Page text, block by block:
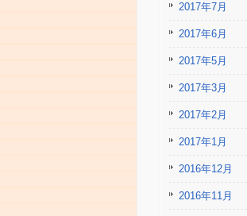
2017年7月
2017年6月
2017年5月
2017年3月
2017年2月
2017年1月
2016年12月
2016年11月